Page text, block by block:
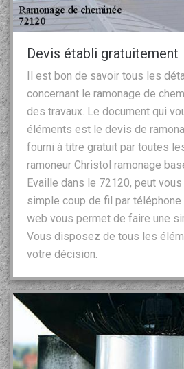
Devis établi gratuitement
Il est bon de savoir tous les
concernant le ramonage de
des travaux. Le document qui
éléments est le devis de
fourni à titre gratuit par toutes
ramoneur Christol ramonage
Evaille dans le 72120, peut
simple coup de fil par téléphone
web vous permet de faire une
Vous disposez de tous les
votre décision.